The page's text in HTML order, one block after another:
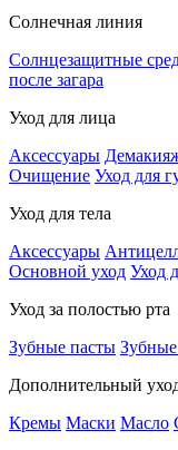
Солнечная линия
Солнцезащитные
после загара
Уход для лица
Аксессуары
Очищение Уход для
Уход для тела
Аксессуары
Основной уход Уход
Уход за полостью рта
Зубные пасты
Дополнительный
Кремы Маски Масло